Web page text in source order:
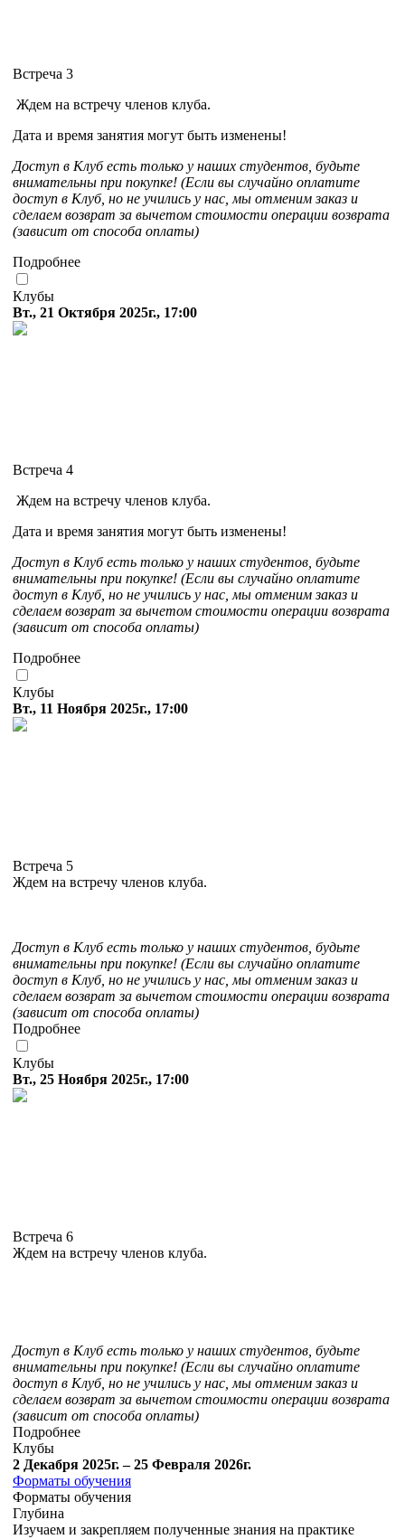
Встреча 3
Ждем на встречу членов клуба.
Дата и время занятия могут быть изменены!
Доступ в Клуб есть только у наших студентов, будьте
внимательны при покупке! (Если вы случайно оплатите
доступ в Клуб, но не учились у нас, мы отменим заказ и
сделаем возврат за вычетом стоимости операции возврата
(зависит от способа оплаты)
Подробнее
Клубы
Вт., 21 Октября 2025г., 17:00
Встреча 4
Ждем на встречу членов клуба.
Дата и время занятия могут быть изменены!
Доступ в Клуб есть только у наших студентов, будьте
внимательны при покупке! (Если вы случайно оплатите
доступ в Клуб, но не учились у нас, мы отменим заказ и
сделаем возврат за вычетом стоимости операции возврата
(зависит от способа оплаты)
Подробнее
Клубы
Вт., 11 Ноября 2025г., 17:00
Встреча 5
Ждем на встречу членов клуба.
Доступ в Клуб есть только у наших студентов, будьте
внимательны при покупке! (Если вы случайно оплатите
доступ в Клуб, но не учились у нас, мы отменим заказ и
сделаем возврат за вычетом стоимости операции возврата
(зависит от способа оплаты)
Подробнее
Клубы
Вт., 25 Ноября 2025г., 17:00
Встреча 6
Ждем на встречу членов клуба.
Доступ в Клуб есть только у наших студентов, будьте
внимательны при покупке! (Если вы случайно оплатите
доступ в Клуб, но не учились у нас, мы отменим заказ и
сделаем возврат за вычетом стоимости операции возврата
(зависит от способа оплаты)
Подробнее
Клубы
2 Декабря 2025г. – 25 Февраля 2026г.
Форматы обучения
Форматы обучения
Глубина
Изучаем и закрепляем полученные знания на практике